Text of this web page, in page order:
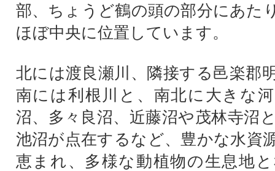
部、ちょうど鶴の頭の部分にあた
ほぼ中央に位置しています。
北には渡良瀬川、隣接する邑楽郡
南には利根川と、南北に大きな
沼、多々良沼、近藤沼や茂林寺沼
池沼が点在するなど、豊かな水資
恵まれ、多様な動植物の生息地